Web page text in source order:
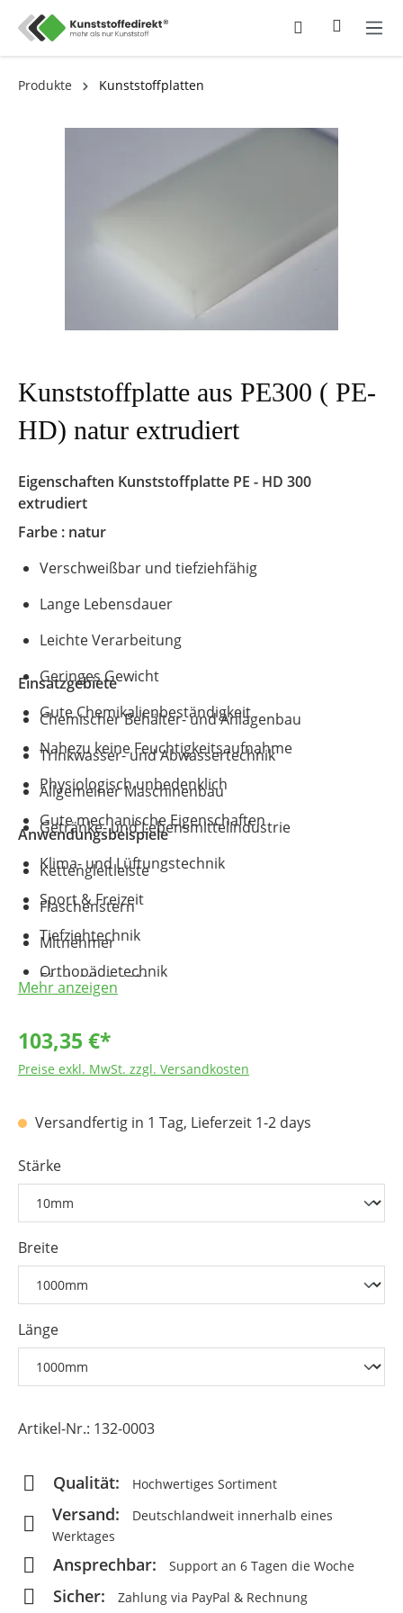
Produkte Kunststoffplatten
Kunststoffplatte aus PE300 ( PE-
HD) natur extrudiert
Eigenschaften Kunststoffplatte PE - HD 300
extrudiert
Farbe : natur
Verschweißbar und tiefziehfähig
Lange Lebensdauer
Leichte Verarbeitung
Geringes Gewicht
Gute Chemikalienbeständigkeit
Nahezu keine Feuchtigkeitsaufnahme
Physiologisch unbedenklich
Gute mechanische Eigenschaften
Einsatzgebiete
Chemischer Behälter- und Anlagenbau
Trinkwasser- und Abwassertechnik
Allgemeiner Maschinenbau
Getränke- und Lebensmittelindustrie
Klima- und Lüftungstechnik
Sport & Freizeit
Tiefziehtechnik
Orthopädietechnik
Anwendungsbeispiele
Kettengleitleiste
Flaschenstern
Mitnehmer
Förderelemente
Schneidbretter/Schneidunterlagen
Mehr anzeigen
103,35 €*
Preise exkl. MwSt. zzgl. Versandkosten
Versandfertig in 1 Tag, Lieferzeit 1-2 days
Stärke
Breite
Länge
Artikel-Nr.: 132-0003
Qualität: Hochwertiges Sortiment
Versand:
Deutschlandweit innerhalb eines
Werktages
Ansprechbar: Support an 6 Tagen die Woche
Sicher: Zahlung via PayPal & Rechnung